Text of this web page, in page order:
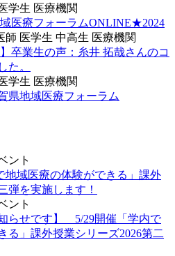
学生 医療機関
域医療フォーラムONLINE★2024
師 医学生 中高生 医療機関
】卒業生の声：糸井 拓哉さんのコ
た。
学生 医療機関
県地域医療フォーラム
ント
地域医療の体験ができる」課外
弾を実施します！
ント
らせです】 5/29開催「学内で
る」課外授業シリーズ2026第二